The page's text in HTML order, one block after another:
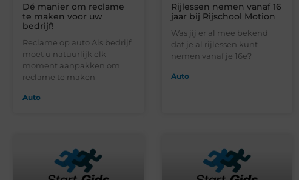
Dé manier om reclame
te maken voor uw
bedrijf!
Reclame op auto Als bedrijf
moet u natuurlijk elk
moment aanpakken om
reclame te maken
Auto
Rijlessen nemen vanaf 16
jaar bij Rijschool Motion
Was jij er al mee bekend
dat je al rijlessen kunt
nemen vanaf je 16e?
Auto